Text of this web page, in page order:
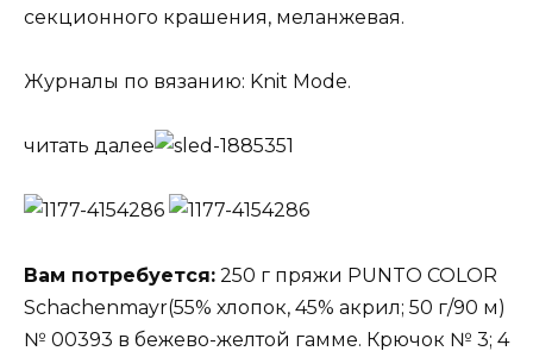
секционного крашения, меланжевая.
Журналы по вязанию: Knit Mode.
читать далее
Вам потребуется: 250 г пряжи PUNTO COLOR
Schachenmayr(55% хлопок, 45% акрил; 50 г/90 м)
№ 00393 в бежево-желтой гамме. Крючок № 3; 4